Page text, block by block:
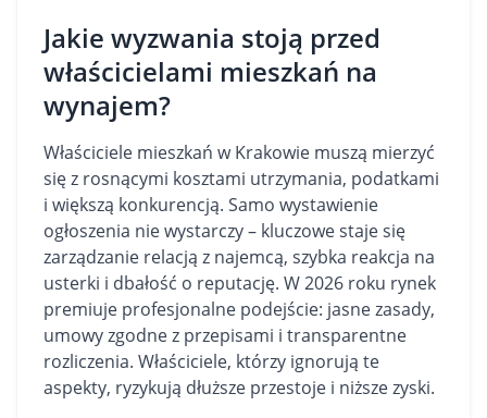
Jakie wyzwania stoją przed
właścicielami mieszkań na
wynajem?
Właściciele mieszkań w Krakowie muszą mierzyć
się z rosnącymi kosztami utrzymania, podatkami
i większą konkurencją. Samo wystawienie
ogłoszenia nie wystarczy – kluczowe staje się
zarządzanie relacją z najemcą, szybka reakcja na
usterki i dbałość o reputację. W 2026 roku rynek
premiuje profesjonalne podejście: jasne zasady,
umowy zgodne z przepisami i transparentne
rozliczenia. Właściciele, którzy ignorują te
aspekty, ryzykują dłuższe przestoje i niższe zyski.